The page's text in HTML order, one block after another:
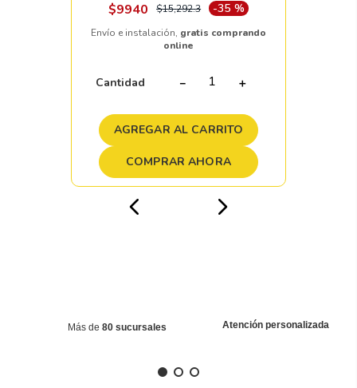
$9940 $15,292.3 -35 %
Envío e instalación, gratis comprando
online
Cantidad ＋
－
AGREGAR AL CARRITO
COMPRAR AHORA
Más de 80 sucursales Atención personalizada